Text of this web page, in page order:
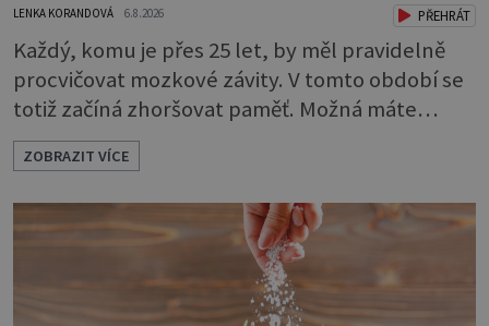
LENKA KORANDOVÁ 6.8.2026 PŘEHRÁT
Každý, komu je přes 25 let, by měl pravidelně
procvičovat mozkové závity. V tomto období se
totiž začíná zhoršovat paměť. Možná máte
problém vzpomenout si na jméno kolegy z
práce. Nebo marně v paměti lovíte název
knížky, kterou jste nedávno přečetli. Je to
opravdu tak, s věkem jako kdyby se paměť
Procvičujte mozkové závity. Není to nijak slož
ZOBRAZIT VÍCE